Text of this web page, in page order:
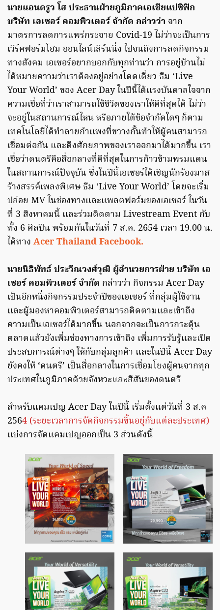
นายแอนดรูว โฮ ประธานฝ่ายภูมิภาคเอเชียแปซิฟิก
บริษัท เอเซอร์ คอมพิวเตอร์ จำกัด กล่าวว่า จาก
มาตรการลดการแพร่กระจาย Covid-19 ไม่ว่าจะเป็นการ
เวิร์คฟอร์มโฮม ออนไลน์เลิร์นนิ่ง ไปจนถึงการลดกิจกรรม
ทางสังคม เอเซอร์อยากบอกกับทุกท่านว่า การอยู่บ้านไม่
ได้หมายความว่าเราต้องอยู่อย่างโดดเดี่ยว ธีม ‘Live
Your World’ ของ Acer Day ในปีนี้ได้แรงบันดาลใจจาก
ความเชื่อที่ว่าเราสามารถใช้ชีวิตของเราให้ดีที่สุดได้ ไม่ว่า
จะอยู่ในสถานการณ์ไหน หรือภายใต้ข้อจำกัดใดๆ ก็ตาม
เทคโนโลยีได้ทำลายกำแพงที่ขวางกั้นทำให้ผู้คนสามารถ
เชื่อมต่อกัน และดึงศักยภาพของเราออกมาได้มากขึ้น เรา
เชื่อว่าดนตรีคือสื่อกลางที่ดีที่สุดในการก้าวข้ามพรมแดน
ในสถานการณ์ปัจจุบัน ซึ่งในปีนี้เอเซอร์ได้เชิญนักร้องมาส
ร้างสรรค์เพลงพิเศษ ธีม ‘Live Your World’ โดยจะเริ่ม
ปล่อย MV ในช่องทางและแพลตฟอร์มของเอเซอร์ ในวัน
ที่ 3 สิงหาคมนี้ และร่วมติดตาม Livestream Event กับ
ทั้ง 6 ศิลปิน พร้อมกันในวันที่ 7 ส.ค. 2654 เวลา 19.00 น.
ได้ทาง Acer Thailand Facebook.
นายนิธิพัทธ์ ประวีณวงศ์วุฒิ ผู้อำนวยการฝ่าย บริษัท เอ
เซอร์ คอมพิวเตอร์ จำกัด กล่าวว่า กิจกรรม Acer Day
เป็นอีกหนึ่งกิจกรรมประจำปีของเอเซอร์ ที่กลุ่มผู้ใช้งาน
และผู้มองหาคอมพิวเตอร์สามารถติดตามและเข้าถึง
ความเป็นเอเซอร์ได้มากขึ้น นอกจากจะเป็นการกระตุ้น
ตลาดแล้วยังเพิ่มช่องทางการเข้าถึง เพิ่มการรับรู้และเปิด
ประสบการณ์ต่างๆ ให้กับกลุ่มลูกค้า และในปีนี้ Acer Day
ยังคงให้ ‘ดนตรี’ เป็นสื่อกลางในการเชื่อมโยงผู้คนจากทุก
ประเทศในภูมิภาคด้วยจังหวะและสีสันของดนตรี
สำหรับแคมเปญ Acer Day ในปีนี้ เริ่มตั้งแต่วันที่ 3 ส.ค
2564 (ระยะเวลาการจัดกิจกรรมขึ้นอยุ่กับแต่ละประเทศ)
แบ่งการจัดแคมเปญออกเป็น 3 ส่วนดังนี้